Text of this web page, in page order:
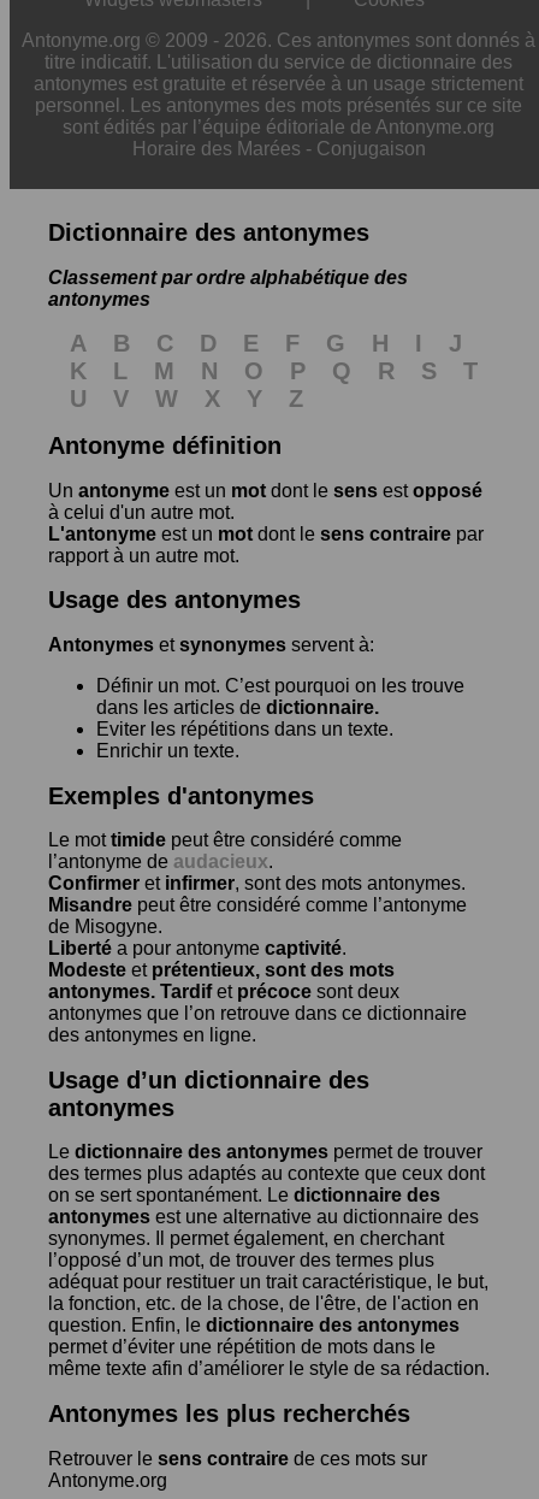
Antonyme.org © 2009 - 2026. Ces antonymes sont donnés à
titre indicatif. L'utilisation du service de dictionnaire des
antonymes est gratuite et réservée à un usage strictement
personnel. Les antonymes des mots présentés sur ce site
sont édités par l’équipe éditoriale de Antonyme.org
Horaire des Marées - Conjugaison
Dictionnaire des antonymes
Classement par ordre alphabétique des
antonymes
A B C D E F G H I
J
K
L M N O P Q R S
T
U
V W X Y
Z
Antonyme définition
Un antonyme est un mot dont le sens estopposé
à celui d'un autre mot.
L'antonyme est un mot dont le sens contraire par
rapport à un autre mot.
Usage des antonymes
Antonymes etsynonymes servent à:
Définir un mot. C’est pourquoi on les trouve
dans les articles de dictionnaire.
Eviter les répétitions dans un texte.
Enrichir un texte.
Exemples d'antonymes
Le mottimide peut être considéré comme
l’antonyme de audacieux.
Confirmer et infirmer, sont des mots antonymes.
Misandre peut être considéré comme l’antonyme
de Misogyne.
Liberté a pour antonyme captivité.
Modeste et prétentieux, sont des mots
antonymes. Tardifet précoce sont deux
antonymes que l’on retrouve dans ce dictionnaire
des antonymes en ligne.
Usage d’un dictionnaire des
antonymes
Le dictionnaire des antonymes permet de trouver
des termes plus adaptés au contexte que ceux dont
on se sert spontanément. Le dictionnaire des
antonymes est une alternative au dictionnaire des
synonymes. Il permet également, en cherchant
l’opposé d’un mot, de trouver des termes plus
adéquat pour restituer un trait caractéristique, le but,
la fonction, etc. de la chose, de l'être, de l'action en
question. Enfin, le dictionnaire des antonymes
permet d’éviter une répétition de mots dans le
même texte afin d’améliorer le style de sa rédaction.
Antonymes les plus recherchés
Retrouver le sens contraire de ces mots sur
Antonyme.org